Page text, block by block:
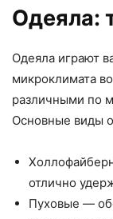
Одеяла:
Одеяла играют
микроклимата
различными по
Основные виды
отлично
Пуховые —